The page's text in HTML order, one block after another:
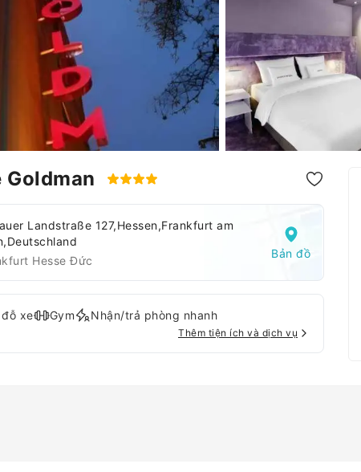
Landstraße 127,Hessen,Frankfurt am
Hesse Đức
Bản đồ
đỗ xe Gym
Nhận/trả phòng nhanh
Thêm tiện ích và dịch vụ